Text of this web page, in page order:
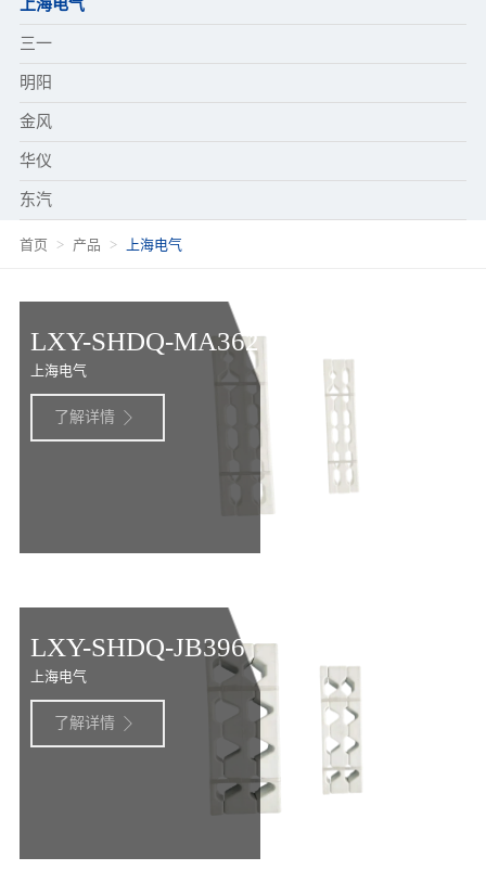
上海电气
三一
明阳
金风
华仪
东汽
首页 产品 上海电气
LXY-SHDQ-MA362
上海电气
了解详情 
LXY-SHDQ-JB396
上海电气
了解详情 